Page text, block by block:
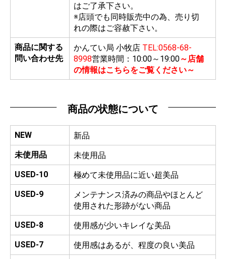
はご了承下さい。
※店頭でも同時販売中の為、売り切
れの際はご容赦下さい。
商品に関する
問い合わせ先
かんてい局 小牧店 TEL:0568-68-
8998営業時間：10:00～19:00～店舗
の情報はこちらをご覧ください～
商品の状態について
NEW
新品
未使用品
未使用品
USED-10
極めて未使用品に近い超美品
USED-9
メンテナンス済みの商品やほとんど
使用された形跡がない商品
USED-8
使用感が少いキレイな美品
USED-7
使用感はあるが、程度の良い美品